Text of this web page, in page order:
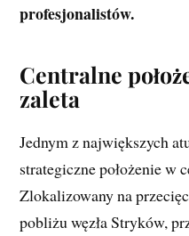
profesjonalistów.
Centralne
zaleta
Jednym z największych
strategiczne położenie w
Zlokalizowany na
pobliżu węzła Stryków,